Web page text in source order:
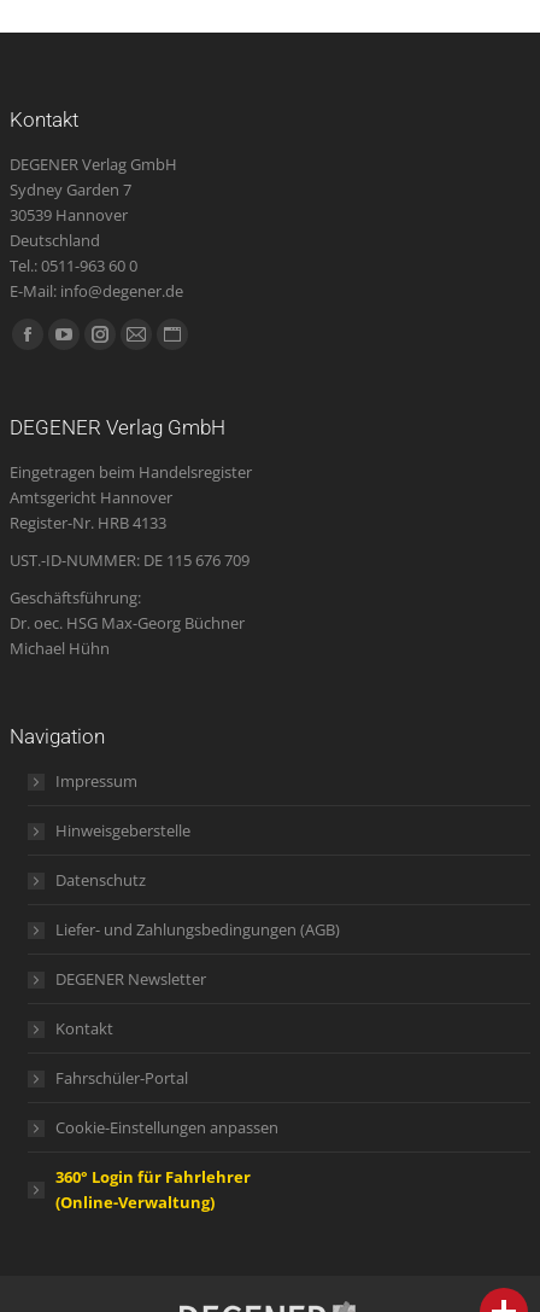
Kontakt
DEGENER Verlag GmbH
Sydney Garden 7
30539 Hannover
Deutschland
Tel.: 0511-963 60 0
E-Mail: info@degener.de
Finden Sie uns auf:
Facebook
new
window
YouTube
new
window
Instagram
new
window
E-
opens
in
new
Website
new
DEGENER Verlag GmbH
Eingetragen beim Handelsregister
Amtsgericht Hannover
Register-Nr. HRB 4133
UST.-ID-NUMMER: DE 115 676 709
Geschäftsführung:
Dr. oec. HSG Max-Georg Büchner
Michael Hühn
Navigation
Impressum
Hinweisgeberstelle
Datenschutz
Liefer- und Zahlungsbedingungen (AGB)
DEGENER Newsletter
Kontakt
Fahrschüler-Portal
Cookie-Einstellungen anpassen
360° Login für Fahrlehrer
(Online-Verwaltung)
person IHR FACHBERATER